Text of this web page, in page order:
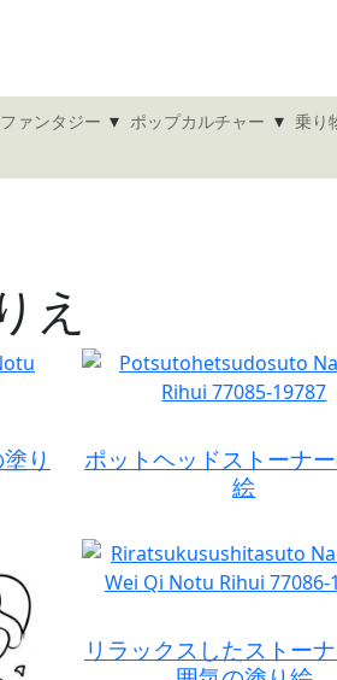
ファンタジー ▾ ポップカルチャー ▾ 乗り
え
り
ポットヘッドストーナ
絵
リラックスしたストー